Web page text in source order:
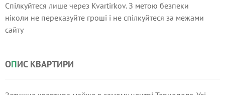
Спілкуйтеся лише через Kvartirkov. З метою безпеки
ніколи не переказуйте гроші і не спілкуйтеся за межами
сайту
ОПИС КВАРТИРИ